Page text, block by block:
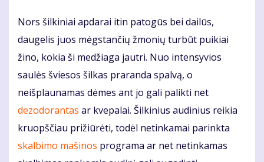
Nors šilkiniai apdarai itin patogūs bei dailūs,
daugelis juos mėgstančių žmonių turbūt puikiai
žino, kokia ši medžiaga jautri. Nuo intensyvios
saulės šviesos šilkas praranda spalvą, o
neišplaunamas dėmes ant jo gali palikti net
dezodorantas ar kvepalai. Šilkinius audinius reikia
kruopščiau prižiūrėti, todėl netinkamai parinkta
skalbimo mašinos programa ar net netinkamas